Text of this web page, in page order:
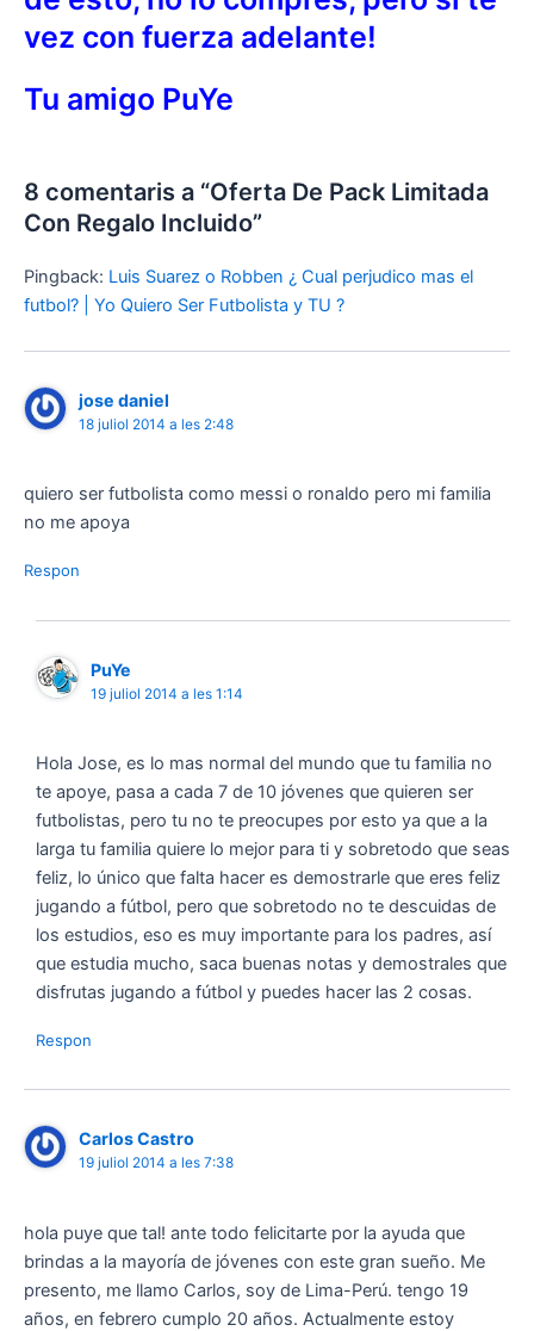
vez con fuerza adelante!
Tu amigo PuYe
8 comentaris a “Oferta De Pack Limitada
Con Regalo Incluido”
Pingback: Luis Suarez o Robben ¿ Cual perjudico mas el
futbol? | Yo Quiero Ser Futbolista y TU ?
jose daniel
18 juliol 2014 a les 2:48
quiero ser futbolista como messi o ronaldo pero mi familia
no me apoya
Respon
PuYe
19 juliol 2014 a les 1:14
Hola Jose, es lo mas normal del mundo que tu familia no
te apoye, pasa a cada 7 de 10 jóvenes que quieren ser
futbolistas, pero tu no te preocupes por esto ya que a la
larga tu familia quiere lo mejor para ti y sobretodo que seas
feliz, lo único que falta hacer es demostrarle que eres feliz
jugando a fútbol, pero que sobretodo no te descuidas de
los estudios, eso es muy importante para los padres, así
que estudia mucho, saca buenas notas y demostrales que
disfrutas jugando a fútbol y puedes hacer las 2 cosas.
Respon
Carlos Castro
19 juliol 2014 a les 7:38
hola puye que tal! ante todo felicitarte por la ayuda que
brindas a la mayoría de jóvenes con este gran sueño. Me
presento, me llamo Carlos, soy de Lima-Perú. tengo 19
años, en febrero cumplo 20 años. Actualmente estoy